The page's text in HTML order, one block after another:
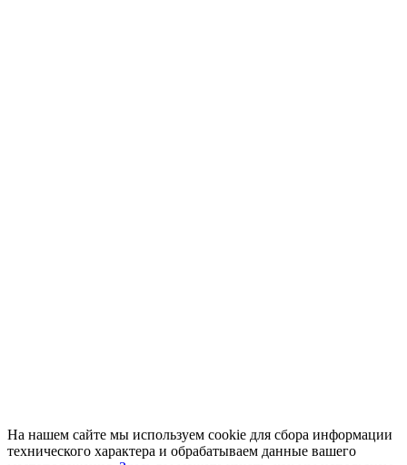
На нашем сайте мы используем cookie для сбора информации
технического характера и обрабатываем данные вашего